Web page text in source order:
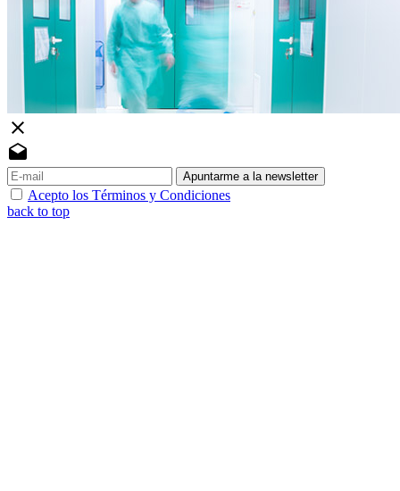
close
drafts
Apuntarme a la newsletter
Acepto los Términos y Condiciones
back to top